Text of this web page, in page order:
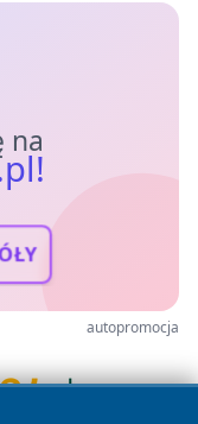
na
autopromocja